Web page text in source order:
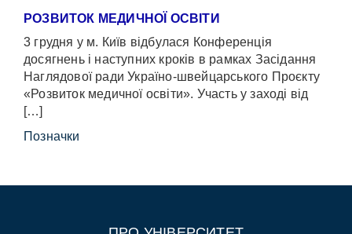
РОЗВИТОК МЕДИЧНОЇ ОСВІТИ
3 грудня у м. Київ відбулася Конференція
досягнень і наступних кроків в рамках Засідання
Наглядової ради Україно-швейцарського Проєкту
«Розвиток медичної освіти». Участь у заході від
[…]
Позначки